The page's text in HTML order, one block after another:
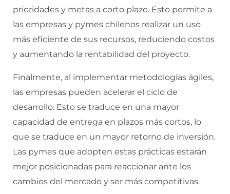
prioridades y metas a corto plazo. Esto permite a
las empresas y pymes chilenos realizar un uso
más eficiente de sus recursos, reduciendo costos
y aumentando la rentabilidad del proyecto.
Finalmente, al implementar metodologías ágiles,
las empresas pueden acelerar el ciclo de
desarrollo. Esto se traduce en una mayor
capacidad de entrega en plazos más cortos, lo
que se traduce en un mayor retorno de inversión.
Las pymes que adopten estas prácticas estarán
mejor posicionadas para reaccionar ante los
cambios del mercado y ser más competitivas.